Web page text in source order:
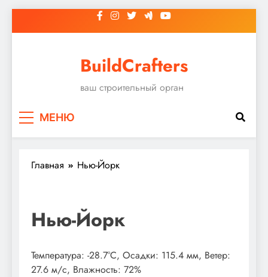
к
BuildCrafters
ваш строительный орган
МЕНЮ
Главная Нью-Йорк
Нью-Йорк
Температура: -28.7°C, Осадки: 115.4 мм, Ветер:
27.6 м/с, Влажность: 72%